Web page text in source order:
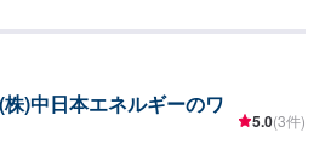
)中日本エネルギーのワ
5.0(3件)